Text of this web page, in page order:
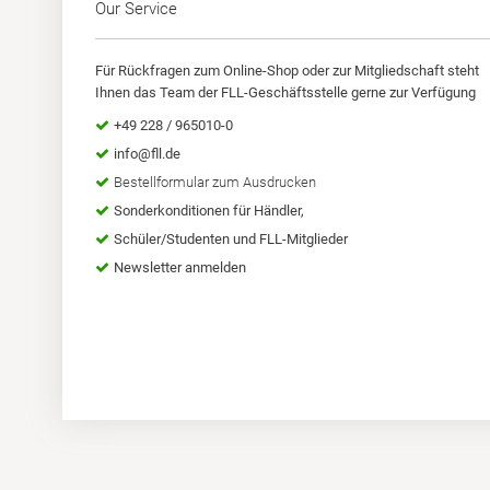
Our Service
Für Rückfragen zum Online-Shop oder zur Mitgliedschaft steht
Ihnen das Team der FLL-Geschäftsstelle gerne zur Verfügung
+49 228 / 965010-0
info@fll.de
Bestellformular zum Ausdrucken
Sonderkonditionen für Händler,
Schüler/Studenten und FLL-Mitglieder
Newsletter anmelden